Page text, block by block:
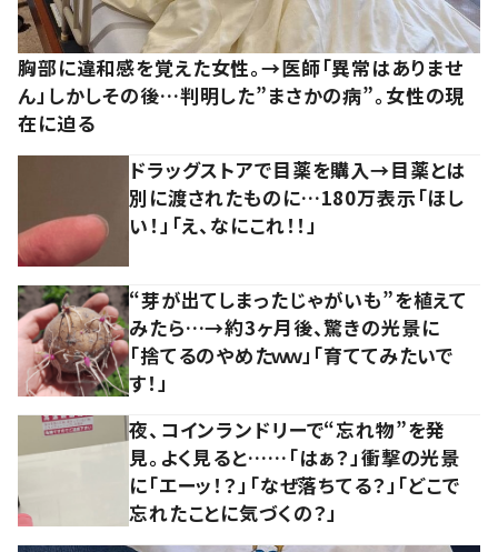
胸部に違和感を覚えた女性。→医師「異常はありませ
ん」しかしその後…判明した”まさかの病”。女性の現
在に迫る
ドラッグストアで目薬を購入→目薬とは
別に渡されたものに…180万表示「ほし
い！」「え、なにこれ！！」
“芽が出てしまったじゃがいも”を植えて
みたら…→約3ヶ月後、驚きの光景に
「捨てるのやめたｗｗ」「育ててみたいで
す！」
夜、コインランドリーで“忘れ物”を発
見。よく見ると……「はぁ？」衝撃の光景
に「エーッ！？」「なぜ落ちてる？」「どこで
忘れたことに気づくの？」